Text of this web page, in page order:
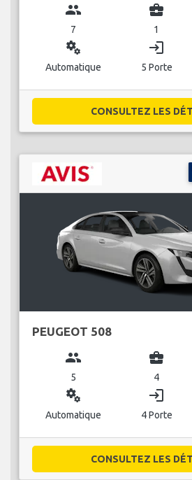
group
7
business_center
1
miscellaneous_services
Automatique
login
5 Porte
CONSULTEZ LES
PEUGEOT 508
group
5
business_center
4
miscellaneous_services
Automatique
login
4 Porte
CONSULTEZ LES